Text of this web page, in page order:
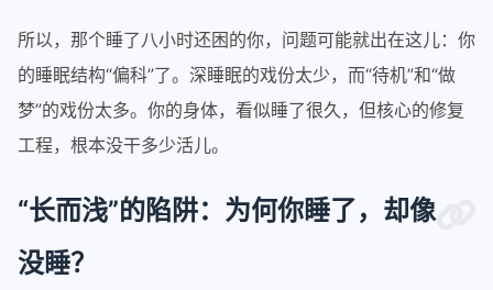
所以，那个睡了八小时还困的你，问题可能就出在这儿：你
的睡眠结构“偏科”了。深睡眠的戏份太少，而“待机”和“做
梦”的戏份太多。你的身体，看似睡了很久，但核心的修复
工程，根本没干多少活儿。
“长而浅”的陷阱：为何你睡了，却像
没睡？